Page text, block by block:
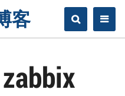
客
zabbix